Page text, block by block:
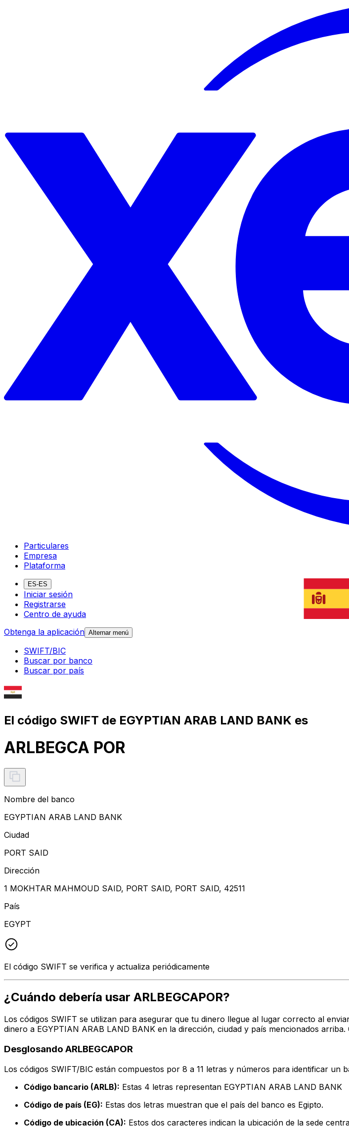
Particulares
Empresa
Plataforma
ES-ES
Iniciar sesión
Registrarse
Centro de ayuda
Obtenga la aplicación Alternar menú
SWIFT/BIC
Buscar por banco
Buscar por país
El código SWIFT de EGYPTIAN ARAB LAND BANK es
ARLBEGCA POR
Nombre del banco
EGYPTIAN ARAB LAND BANK
Ciudad
PORT SAID
Dirección
1 MOKHTAR MAHMOUD SAID, PORT SAID, PORT SAID, 42511
País
EGYPT
El código SWIFT se verifica y actualiza periódicamente
¿Cuándo debería usar ARLBEGCAPOR?
Los códigos SWIFT se utilizan para asegurar que tu dinero llegue al lugar correcto al
dinero a EGYPTIAN ARAB LAND BANK en la dirección, ciudad y país mencionados
Desglosando ARLBEGCAPOR
Los códigos SWIFT/BIC están compuestos por 8 a 11 letras y números para identificar un
Código bancario (ARLB): Estas 4 letras representan EGYPTIAN ARAB LAND BANK
Código de país (EG): Estas dos letras muestran que el país del banco es Egipto.
Código de ubicación (CA): Estos dos caracteres indican la ubicación de la sede